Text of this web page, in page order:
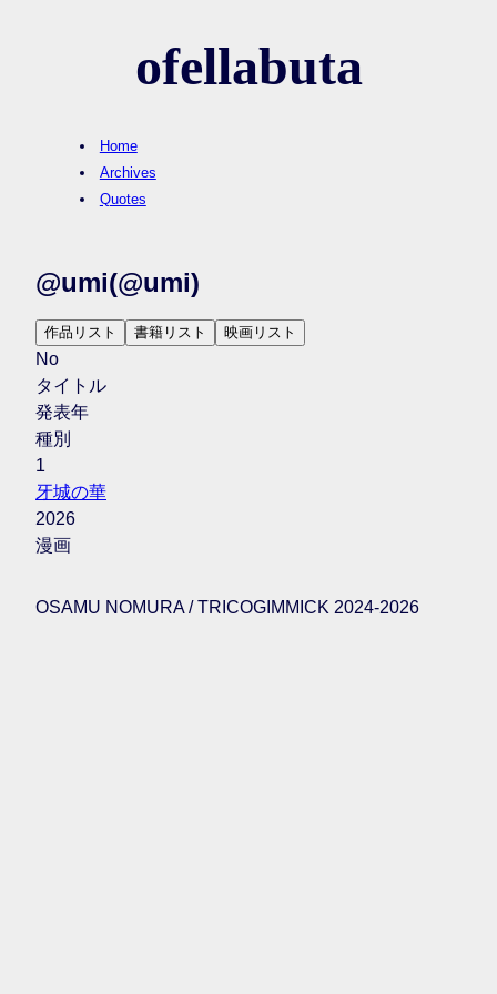
ofellabuta
Home
Archives
Quotes
@umi(@umi)
作品リスト 書籍リスト 映画リスト
No
タイトル
発表年
種別
1
牙城の華
2026
漫画
OSAMU NOMURA / TRICOGIMMICK 2024-2026